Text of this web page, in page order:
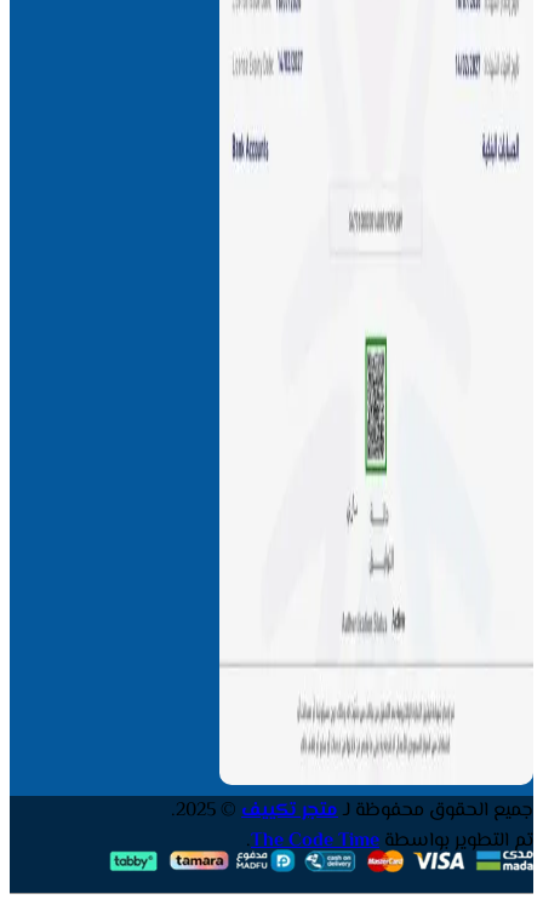
جميع الحقوق محفوظة لـمتجر تكييف © 2025.
تم التطوير بواسطةThe Code Time
.